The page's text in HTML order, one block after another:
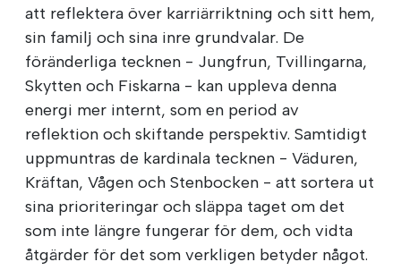
att reflektera över karriärriktning och sitt hem,
sin familj och sina inre grundvalar. De
föränderliga tecknen - Jungfrun, Tvillingarna,
Skytten och Fiskarna - kan uppleva denna
energi mer internt, som en period av
reflektion och skiftande perspektiv. Samtidigt
uppmuntras de kardinala tecknen - Väduren,
Kräftan, Vågen och Stenbocken - att sortera ut
sina prioriteringar och släppa taget om det
som inte längre fungerar för dem, och vidta
åtgärder för det som verkligen betyder något.